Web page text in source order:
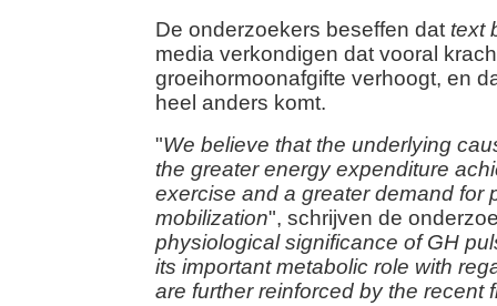
De onderzoekers beseffen dat text
media verkondigen dat vooral
groeihormoonafgifte verhoogt, en
heel anders komt.
"We believe that the underlying
the greater energy expenditure
exercise and a greater demand for
mobilization", schrijven de
physiological significance of GH
its important metabolic role with
are further reinforced by the recent